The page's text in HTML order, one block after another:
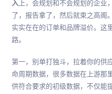
入 上，会规划和不会规划的企业
了，报告拿了，然后就束之高阁
实实在在的订单和品牌溢价。这
路。
第一，别单打独斗，拉着你的供
命周期数据，很多数据在上游那
供符合要求的初级数据，不仅能